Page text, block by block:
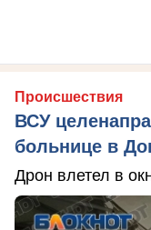
Происшествия
ВСУ
больнице в
Дрон влетел в